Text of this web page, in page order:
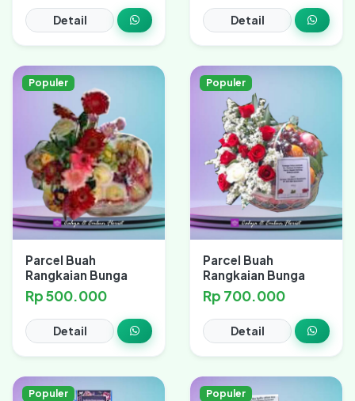
Detail Detail
Populer
Parcel Buah
Rangkaian Bunga
Rp 500.000
Detail
Populer
Parcel Buah
Rangkaian Bunga
Rp 700.000
Detail
Populer Populer